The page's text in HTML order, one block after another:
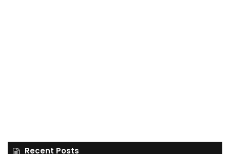
Recent Posts